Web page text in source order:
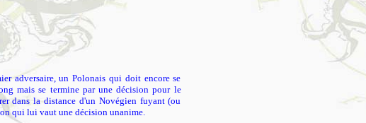
adversaire, un Polonais qui doit encore se
mais se termine par une décision pour le
dans la distance d'un Novégien fuyant (ou
qui lui vaut une décision unanime.